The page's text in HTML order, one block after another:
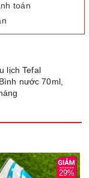
sức
toán
lịch Tefal
nước 70ml,
29%